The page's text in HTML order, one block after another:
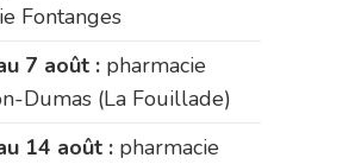
Fontanges
7 août : pharmacie
Dumas (La Fouillade)
14 août : pharmacie